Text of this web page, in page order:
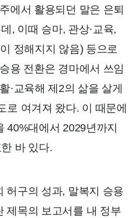
에서 활용되던 말은 은퇴
, 이때 승마, 관상·교육,
정해지지 않음) 등으로
용 전환은 경마에서 쓰임
·교육해 제2의 삶을 살게
로 여겨져 왔다. 이 때문에
40%대에서 2029년까지
바 있다.
허구의 성과, 말복지 승용
제목의 보고서를 내 정부